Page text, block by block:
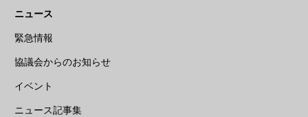
ニュース
緊急情報
協議会からのお知らせ
イベント
ニュース記事集